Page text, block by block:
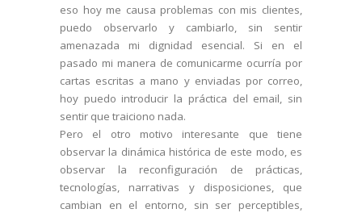
eso hoy me causa problemas con mis clientes,
puedo observarlo y cambiarlo, sin sentir
amenazada mi dignidad esencial. Si en el
pasado mi manera de comunicarme ocurría por
cartas escritas a mano y enviadas por correo,
hoy puedo introducir la práctica del email, sin
sentir que traiciono nada.
Pero el otro motivo interesante que tiene
observar la dinámica histórica de este modo, es
observar la reconfiguración de prácticas,
tecnologías, narrativas y disposiciones, que
cambian en el entorno, sin ser perceptibles,